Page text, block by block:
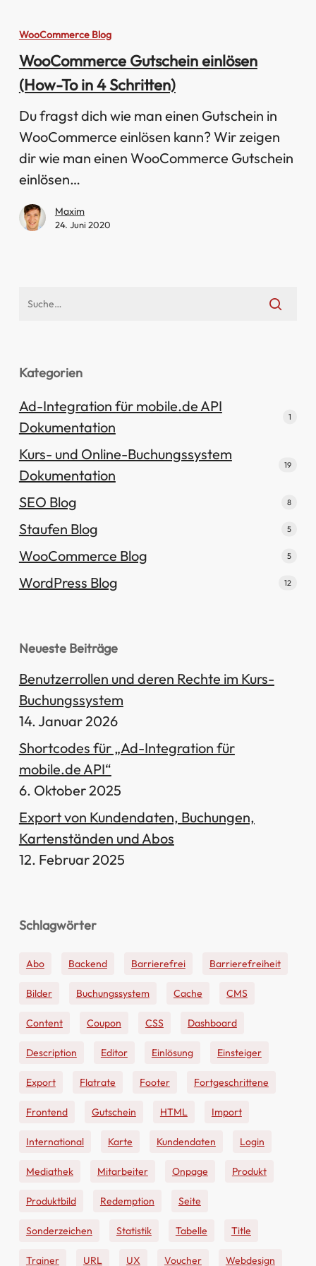
Gutschein
einlösen
(How-
To
in
4
Schritten)
WooCommerce Blog
WooCommerce Gutschein einlösen
(How-To in 4 Schritten)
Du fragst dich wie man einen Gutschein in
WooCommerce einlösen kann? Wir zeigen
dir wie man einen WooCommerce Gutschein
einlösen…
Maxim
24. Juni 2020
Kategorien
Ad-Integration für mobile.de API
Dokumentation
1
Kurs- und Online-Buchungssystem
Dokumentation
19
SEO Blog 8
Staufen Blog 5
WooCommerce Blog 5
WordPress Blog 12
Neueste Beiträge
Benutzerrollen und deren Rechte im Kurs-
Buchungssystem
14. Januar 2026
Shortcodes für „Ad-Integration für
mobile.de API“
6. Oktober 2025
Export von Kundendaten, Buchungen,
Kartenständen und Abos
12. Februar 2025
Schlagwörter
Abo Backend Barrierefrei Barrierefreiheit
Bilder Buchungssystem Cache CMS
Content Coupon CSS Dashboard
Description Editor Einlösung Einsteiger
Export Flatrate Footer Fortgeschrittene
Frontend Gutschein HTML Import
International Karte Kundendaten Login
Mediathek Mitarbeiter Onpage Produkt
Produktbild Redemption Seite
Sonderzeichen Statistik Tabelle Title
Trainer URL UX Voucher Webdesign